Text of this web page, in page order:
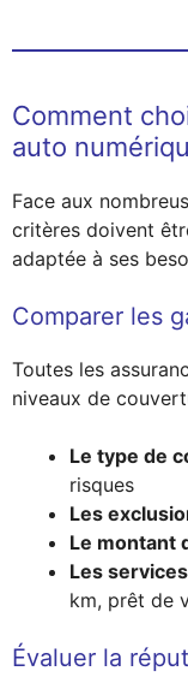
Comment
auto
Face aux
critères doivent
adaptée à ses
Comparer les
Toutes les
niveaux de
Le type de
risques
Les
Le montant
Les
km, prêt de
Évaluer la